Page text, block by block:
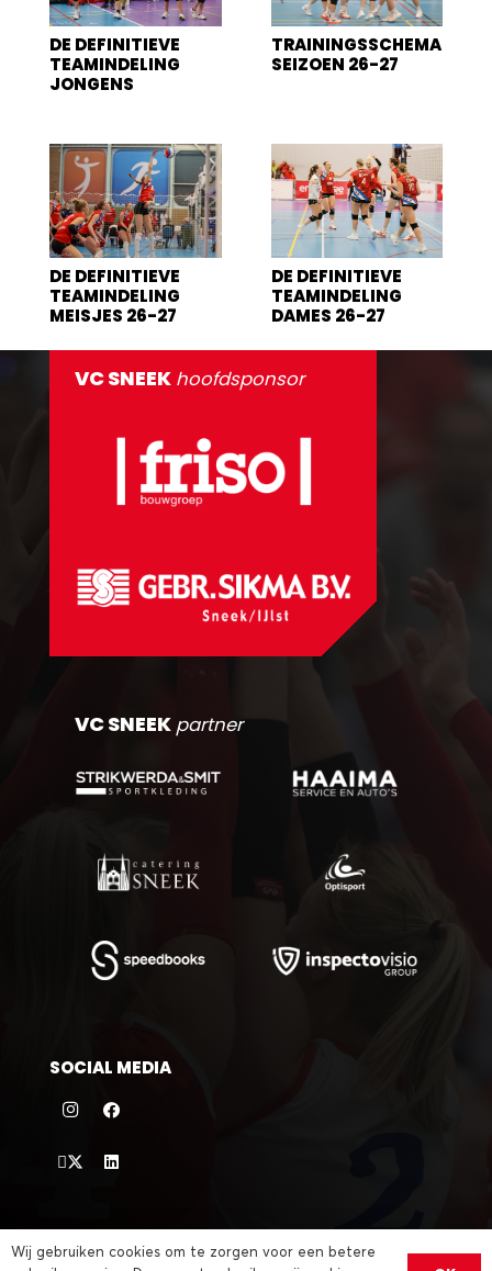
DE DEFINITIEVE
TEAMINDELING
JONGENS
TRAININGSSCHEMA
SEIZOEN 26-27
DE DEFINITIEVE
TEAMINDELING
MEISJES 26-27
DE DEFINITIEVE
TEAMINDELING
DAMES 26-27
VC SNEEK hoofdsponsor
VC SNEEK partner
SOCIAL MEDIA
©2026 VC Sneek |sitemap|privacybeleid| website door
Wij gebruiken cookies om te zorgen voor een betere